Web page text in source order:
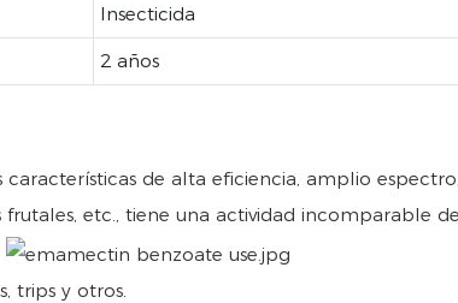
Insecticida
2 años
de alta eficiencia, amplio
etc., tiene una actividad incomparable
trips y otros.